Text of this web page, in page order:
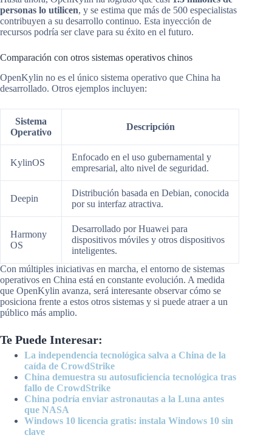
personas lo utilicen, y se estima que más de 500 especialistas
contribuyen a su desarrollo continuo. Esta inyección de
recursos podría ser clave para su éxito en el futuro.
Comparación con otros sistemas operativos chinos
OpenKylin no es el único sistema operativo que China ha
desarrollado. Otros ejemplos incluyen:
Sistema
Operativo
Descripción
KylinOS
Enfocado en el uso gubernamental y
empresarial, alto nivel de seguridad.
Deepin
Distribución basada en Debian, conocida
por su interfaz atractiva.
Harmony
OS
Desarrollado por Huawei para
dispositivos móviles y otros dispositivos
inteligentes.
Con múltiples iniciativas en marcha, el entorno de sistemas
operativos en China está en constante evolución. A medida
que OpenKylin avanza, será interesante observar cómo se
posiciona frente a estos otros sistemas y si puede atraer a un
público más amplio.
Te Puede Interesar:
La independencia tecnológica salva a China de la
caída de CrowdStrike
China demuestra su autosuficiencia tecnológica tras
fallo de CrowdStrike
China podría enviar astronautas a la Luna antes
que NASA
Windows 10 licencia gratis: instala Windows 10 sin
clave